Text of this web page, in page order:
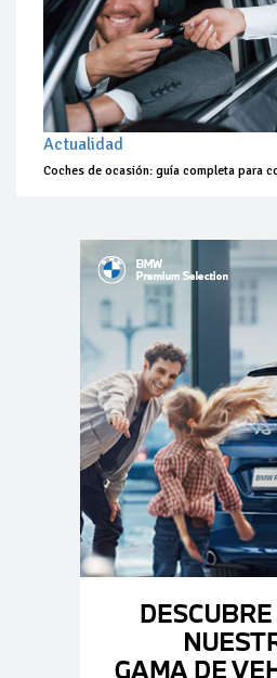
Actualidad
Coches de ocasión: guía completa para